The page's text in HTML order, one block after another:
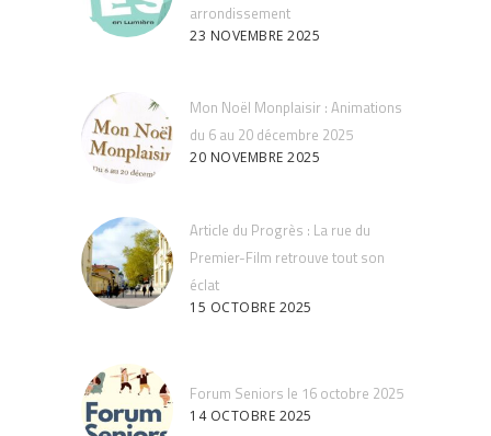
arrondissement
23 NOVEMBRE 2025
Mon Noël Monplaisir : Animations
du 6 au 20 décembre 2025
20 NOVEMBRE 2025
Article du Progrès : La rue du
Premier-Film retrouve tout son
éclat
15 OCTOBRE 2025
Forum Seniors le 16 octobre 2025
14 OCTOBRE 2025